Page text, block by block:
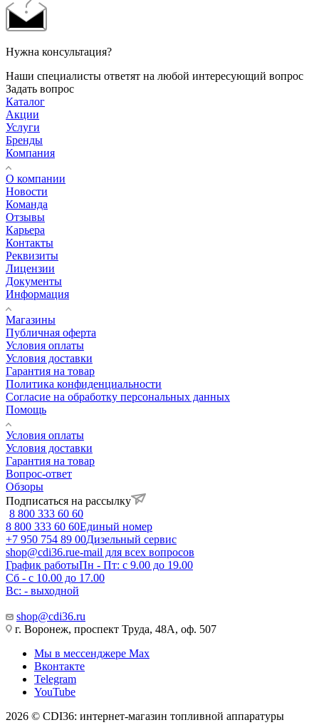
Нужна консультация?
Наши специалисты ответят на любой интересующий вопрос
Задать вопрос
Каталог
Акции
Услуги
Бренды
Компания
О компании
Новости
Команда
Отзывы
Карьера
Контакты
Реквизиты
Лицензии
Документы
Информация
Магазины
Публичная оферта
Условия оплаты
Условия доставки
Гарантия на товар
Политика конфиденциальности
Согласие на обработку персональных данных
Помощь
Условия оплаты
Условия доставки
Гарантия на товар
Вопрос-ответ
Обзоры
Подписаться на рассылку
8 800 333 60 60
8 800 333 60 60Единый номер
+7 950 754 89 00Дизельный сервис
shop@cdi36.rue-mail для всех вопросов
График работыПн - Пт: с 9.00 до 19.00
Сб - с 10.00 до 17.00
Вс: - выходной
shop@cdi36.ru
г. Воронеж, проспект Труда, 48А, оф. 507
Мы в мессенджере Max
Вконтакте
Telegram
YouTube
2026 © CDI36: интернет-магазин топливной аппаратуры